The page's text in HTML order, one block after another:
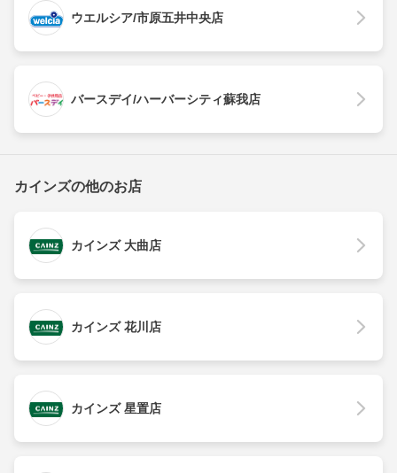
ウエルシア/市原五井中央店
バースデイ/ハーバーシティ蘇我店
カインズの他のお店
カインズ 大曲店
カインズ 花川店
カインズ 星置店